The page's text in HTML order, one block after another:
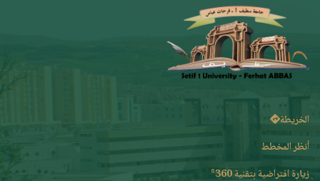
الخريطة
أنظر المخطط
زيارة افتراضية بتقنية 360°